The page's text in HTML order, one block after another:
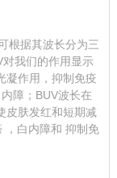
根据其波长分为三
我们的作用显示
凝作用，抑制免疫
障；BUV波长在
皮肤发红和短期减
，白内障和 抑制免